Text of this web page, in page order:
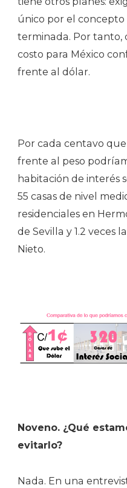
único por el
terminada. Por tanto,
costo para México
frente al dólar.
Por cada centavo
frente al peso
habitación de interés
55 casas de nivel
residenciales en
de Sevilla y 1.2 veces
Nieto.
Noveno. ¿Qué
evitarlo?
Nada. En una